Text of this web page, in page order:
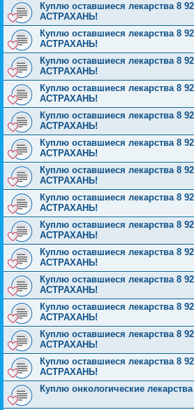
Куплю оставшиеся лекарства
АСТРАХАНЬ!
Куплю оставшиеся лекарства
АСТРАХАНЬ!
Куплю оставшиеся лекарства
АСТРАХАНЬ!
Куплю оставшиеся лекарства
АСТРАХАНЬ!
Куплю оставшиеся лекарства
АСТРАХАНЬ!
Куплю оставшиеся лекарства
АСТРАХАНЬ!
Куплю оставшиеся лекарства
АСТРАХАНЬ!
Куплю оставшиеся лекарства
АСТРАХАНЬ!
Куплю оставшиеся лекарства
АСТРАХАНЬ!
Куплю оставшиеся лекарства
АСТРАХАНЬ!
Куплю оставшиеся лекарства
АСТРАХАНЬ!
Куплю оставшиеся лекарства
АСТРАХАНЬ!
Куплю оставшиеся лекарства
АСТРАХАНЬ!
Куплю оставшиеся лекарства
АСТРАХАНЬ!
Куплю онкологические